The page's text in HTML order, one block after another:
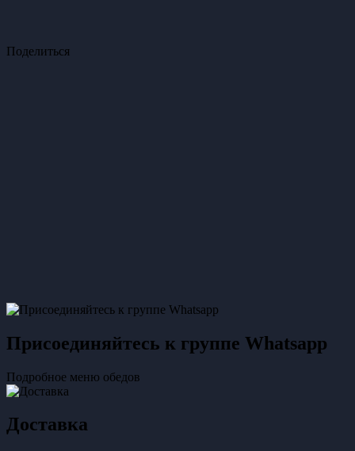
Поделиться
Присоединяйтесь к группе Whatsapp
Подробное меню обедов
Доставка